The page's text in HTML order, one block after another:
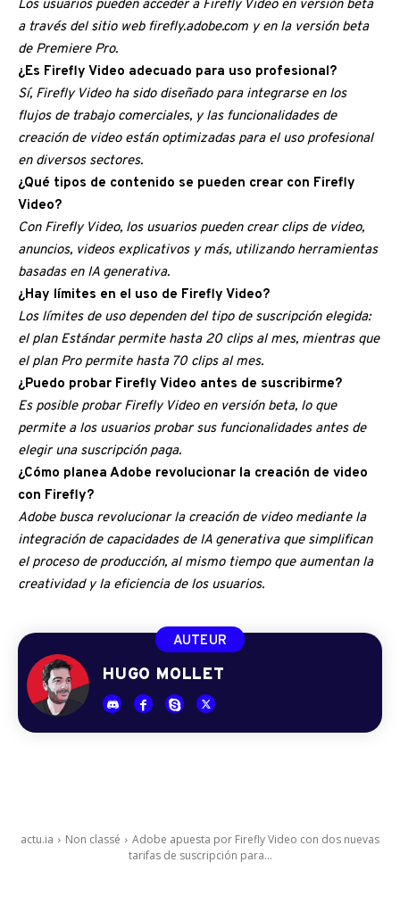
Los usuarios pueden acceder a Firefly Video en versión beta
a través del sitio web firefly.adobe.com y en la versión beta
de Premiere Pro.
¿Es Firefly Video adecuado para uso profesional?
Sí, Firefly Video ha sido diseñado para integrarse en los
flujos de trabajo comerciales, y las funcionalidades de
creación de video están optimizadas para el uso profesional
en diversos sectores.
¿Qué tipos de contenido se pueden crear con Firefly
Video?
Con Firefly Video, los usuarios pueden crear clips de video,
anuncios, videos explicativos y más, utilizando herramientas
basadas en IA generativa.
¿Hay límites en el uso de Firefly Video?
Los límites de uso dependen del tipo de suscripción elegida:
el plan Estándar permite hasta 20 clips al mes, mientras que
el plan Pro permite hasta 70 clips al mes.
¿Puedo probar Firefly Video antes de suscribirme?
Es posible probar Firefly Video en versión beta, lo que
permite a los usuarios probar sus funcionalidades antes de
elegir una suscripción paga.
¿Cómo planea Adobe revolucionar la creación de video
con Firefly?
Adobe busca revolucionar la creación de video mediante la
integración de capacidades de IA generativa que simplifican
el proceso de producción, al mismo tiempo que aumentan la
creatividad y la eficiencia de los usuarios.
AUTEUR
HUGO MOLLET
actu.ia Non classé
Adobe apuesta por Firefly Video con dos nuevas
tarifas de suscripción para...